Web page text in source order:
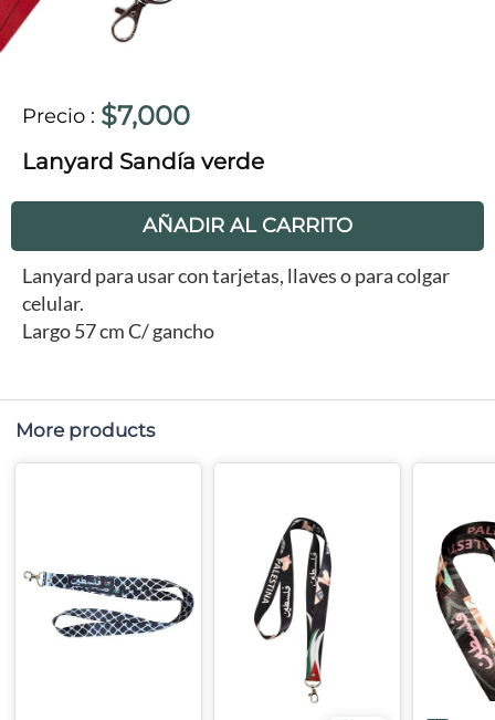
Precio : $7,000
Lanyard Sandía verde
AÑADIR AL CARRITO
Lanyard para usar con tarjetas, llaves o para colgar
celular.
Largo 57 cm C/ gancho
More products